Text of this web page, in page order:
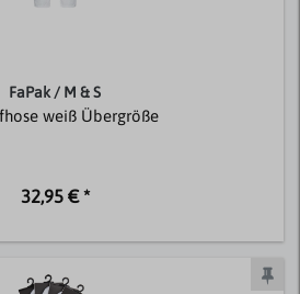
FaPak / M & S
weiß Übergröße
32,95 € *